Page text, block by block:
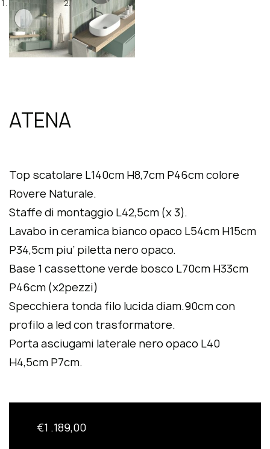
ATENA
Top scatolare L140cm H8,7cm P46cm colore
Rovere Naturale.
Staffe di montaggio L42,5cm (x 3).
Lavabo in ceramica bianco opaco L54cm H15cm
P34,5cm piu’ piletta nero opaco.
Base 1 cassettone verde bosco L70cm H33cm
P46cm (x2pezzi)
Specchiera tonda filo lucida diam.90cm con
profilo a led con trasformatore.
Porta asciugami laterale nero opaco L40
H4,5cm P7cm.
€1 .189,00